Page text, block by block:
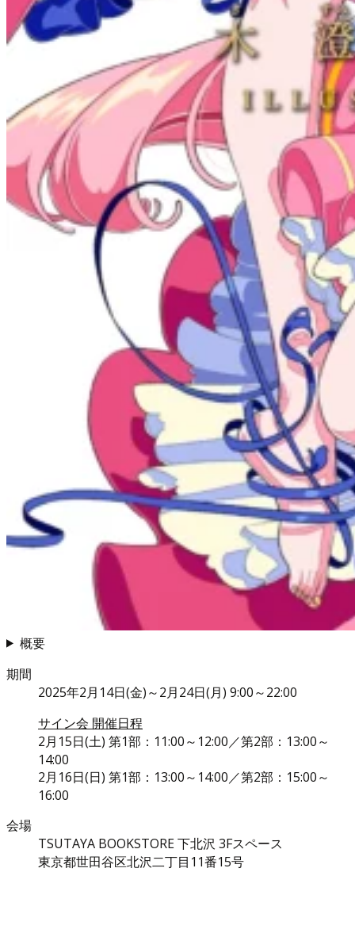
概要
期間
2025年2月14日(金)～2月24日(月) 9:00～22:00
サイン会 開催日程
2月15日(土) 第1部：11:00～12:00／第2部：13:00～
14:00
2月16日(日) 第1部：13:00～14:00／第2部：15:00～
16:00
会場
TSUTAYA BOOKSTORE 下北沢 3Fスペース
東京都世田谷区北沢二丁目11番15号